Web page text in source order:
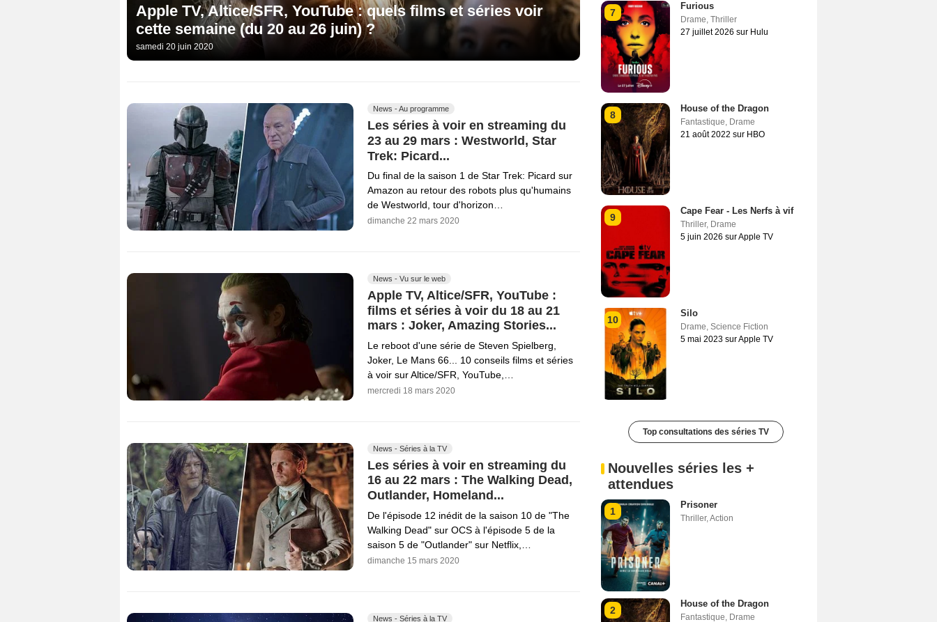
Apple TV, Altice/SFR, YouTube : quels films et séries voir
cette semaine (du 20 au 26 juin) ?
samedi 20 juin 2020
News - Au programme
Les séries à voir en streaming du
23 au 29 mars : Westworld, Star
Trek: Picard...
Du final de la saison 1 de Star Trek: Picard sur
Amazon au retour des robots plus qu'humains
de Westworld, tour d'horizon…
dimanche 22 mars 2020
News - Vu sur le web
Apple TV, Altice/SFR, YouTube :
films et séries à voir du 18 au 21
mars : Joker, Amazing Stories...
Le reboot d'une série de Steven Spielberg,
Joker, Le Mans 66... 10 conseils films et séries
à voir sur Altice/SFR, YouTube,…
mercredi 18 mars 2020
News - Séries à la TV
Les séries à voir en streaming du
16 au 22 mars : The Walking Dead,
Outlander, Homeland...
De l'épisode 12 inédit de la saison 10 de "The
Walking Dead" sur OCS à l'épisode 5 de la
saison 5 de "Outlander" sur Netflix,…
dimanche 15 mars 2020
News - Séries à la TV
7
Furious
Drame, Thriller
27 juillet 2026 sur Hulu
8
House of the Dragon
Fantastique, Drame
21 août 2022 sur HBO
9
Cape Fear - Les Nerfs à vif
Thriller, Drame
5 juin 2026 sur Apple TV
10
Silo
Drame, Science Fiction
5 mai 2023 sur Apple TV
Top consultations des séries TV
Nouvelles séries les +
attendues
1
Prisoner
Thriller,Action
2
House of the Dragon
Fantastique, Drame